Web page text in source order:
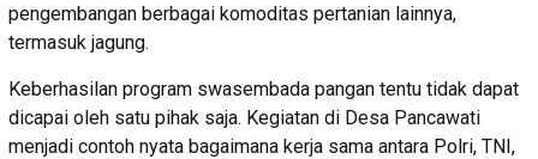
pengembangan berbagai komoditas pertanian lainnya,
termasuk jagung.
Keberhasilan program swasembada pangan tentu tidak dapat
dicapai oleh satu pihak saja. Kegiatan di Desa Pancawati
menjadi contoh nyata bagaimana kerja sama antara Polri, TNI,